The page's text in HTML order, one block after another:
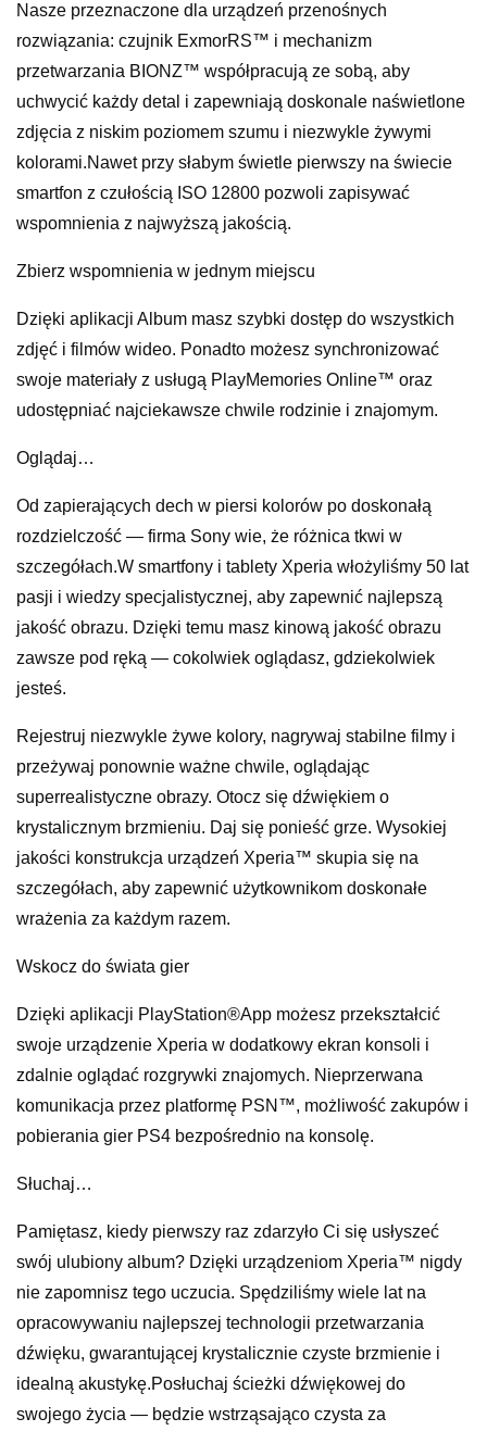
Nasze przeznaczone dla urządzeń przenośnych
rozwiązania: czujnik ExmorRS™ i mechanizm
przetwarzania BIONZ™ współpracują ze sobą, aby
uchwycić każdy detal i zapewniają doskonale naświetlone
zdjęcia z niskim poziomem szumu i niezwykle żywymi
kolorami.Nawet przy słabym świetle pierwszy na świecie
smartfon z czułością ISO 12800 pozwoli zapisywać
wspomnienia z najwyższą jakością.
Zbierz wspomnienia w jednym miejscu
Dzięki aplikacji Album masz szybki dostęp do wszystkich
zdjęć i filmów wideo. Ponadto możesz synchronizować
swoje materiały z usługą PlayMemories Online™ oraz
udostępniać najciekawsze chwile rodzinie i znajomym.
Oglądaj…
Od zapierających dech w piersi kolorów po doskonałą
rozdzielczość — firma Sony wie, że różnica tkwi w
szczegółach.W smartfony i tablety Xperia włożyliśmy 50 lat
pasji i wiedzy specjalistycznej, aby zapewnić najlepszą
jakość obrazu. Dzięki temu masz kinową jakość obrazu
zawsze pod ręką — cokolwiek oglądasz, gdziekolwiek
jesteś.
Rejestruj niezwykle żywe kolory, nagrywaj stabilne filmy i
przeżywaj ponownie ważne chwile, oglądając
superrealistyczne obrazy. Otocz się dźwiękiem o
krystalicznym brzmieniu. Daj się ponieść grze. Wysokiej
jakości konstrukcja urządzeń Xperia™ skupia się na
szczegółach, aby zapewnić użytkownikom doskonałe
wrażenia za każdym razem.
Wskocz do świata gier
Dzięki aplikacji PlayStation®App możesz przekształcić
swoje urządzenie Xperia w dodatkowy ekran konsoli i
zdalnie oglądać rozgrywki znajomych. Nieprzerwana
komunikacja przez platformę PSN™, możliwość zakupów i
pobierania gier PS4 bezpośrednio na konsolę.
Słuchaj…
Pamiętasz, kiedy pierwszy raz zdarzyło Ci się usłyszeć
swój ulubiony album? Dzięki urządzeniom Xperia™ nigdy
nie zapomnisz tego uczucia. Spędziliśmy wiele lat na
opracowywaniu najlepszej technologii przetwarzania
dźwięku, gwarantującej krystalicznie czyste brzmienie i
idealną akustykę.Posłuchaj ścieżki dźwiękowej do
swojego życia — będzie wstrząsająco czysta za